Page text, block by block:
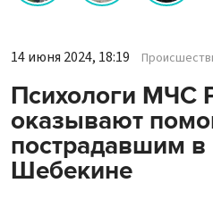
14 июня 2024, 18:19
Психологи МЧС
оказывают
пострадавшим в
Шебекине